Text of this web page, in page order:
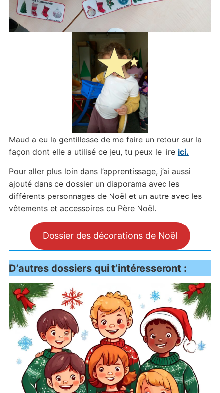
Maud a eu la gentillesse de me faire un retour sur la
façon dont elle a utilisé ce jeu, tu peux le lire ici.
Pour aller plus loin dans l’apprentissage, j’ai aussi
ajouté dans ce dossier un diaporama avec les
différents personnages de Noël et un autre avec les
vêtements et accessoires du Père Noël.
Dossier des décorations de Noël
D’autres dossiers qui t’intéresseront :